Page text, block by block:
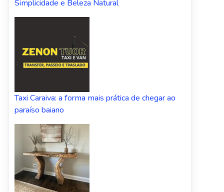
Simplicidade e Beleza Natural
Taxi Caraiva: a forma mais prática de chegar ao
paraíso baiano